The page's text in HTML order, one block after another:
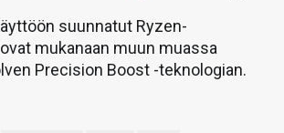
suunnatut Ryzen-
mukanaan muun muassa
Precision Boost -teknologian.